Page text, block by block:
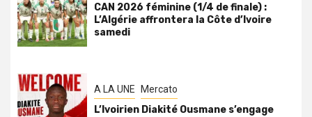
CAN 2026 féminine (1/4 de finale) :
L’Algérie affrontera la Côte d’Ivoire
samedi
A LA UNE Mercato
L’Ivoirien Diakité Ousmane s’engage